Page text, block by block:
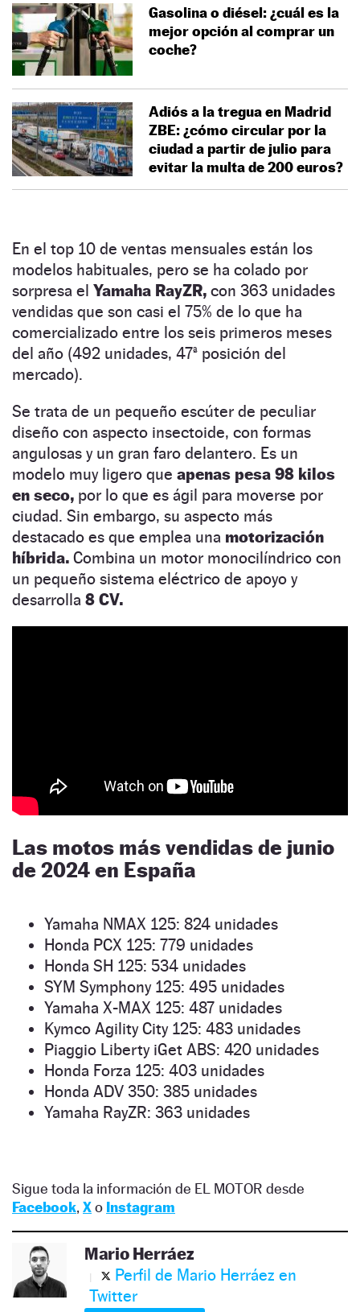
Gasolina o diésel: ¿cuál es la
mejor opción al comprar un
coche?
Adiós a la tregua en Madrid
ZBE: ¿cómo circular por la
ciudad a partir de julio para
evitar la multa de 200 euros?
En el top 10 de ventas mensuales están los
modelos habituales, pero se ha colado por
sorpresa el Yamaha RayZR, con 363 unidades
vendidas que son casi el 75% de lo que ha
comercializado entre los seis primeros meses
del año (492 unidades, 47ª posición del
mercado).
Se trata de un pequeño escúter de peculiar
diseño con aspecto insectoide, con formas
angulosas y un gran faro delantero. Es un
modelo muy ligero que apenas pesa 98 kilos
en seco, por lo que es ágil para moverse por
ciudad. Sin embargo, su aspecto más
destacado es que emplea una motorización
híbrida. Combina un motor monocilíndrico con
un pequeño sistema eléctrico de apoyo y
desarrolla 8 CV.
Las motos más vendidas de junio
de 2024 en España
Yamaha NMAX 125: 824 unidades
Honda PCX 125: 779 unidades
Honda SH 125: 534 unidades
SYM Symphony 125: 495 unidades
Yamaha X-MAX 125: 487 unidades
Kymco Agility City 125: 483 unidades
Piaggio Liberty iGet ABS: 420 unidades
Honda Forza 125: 403 unidades
Honda ADV 350: 385 unidades
Yamaha RayZR: 363 unidades
Sigue toda la información de EL MOTOR desde
Facebook, Xo Instagram
Mario Herráez
Perfil de Mario Herráez en
Twitter